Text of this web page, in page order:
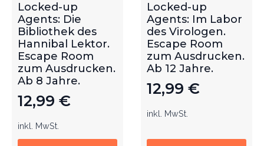
Locked-up
Agents: Die
Bibliothek des
Hannibal Lektor.
Escape Room
zum Ausdrucken.
Ab 8 Jahre.
12,99 €
inkl. MwSt.
Locked-up
Agents: Im Labor
des Virologen.
Escape Room
zum Ausdrucken.
Ab 12 Jahre.
12,99 €
inkl. MwSt.